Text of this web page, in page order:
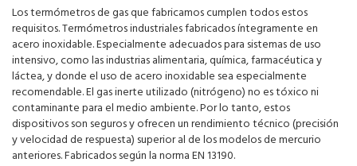
Los termómetros de gas que fabricamos cumplen todos estos
requisitos. Termómetros industriales fabricados íntegramente en
acero inoxidable. Especialmente adecuados para sistemas de uso
intensivo, como las industrias alimentaria, química, farmacéutica y
láctea, y donde el uso de acero inoxidable sea especialmente
recomendable. El gas inerte utilizado (nitrógeno) no es tóxico ni
contaminante para el medio ambiente. Por lo tanto, estos
dispositivos son seguros y ofrecen un rendimiento técnico (precisión
y velocidad de respuesta) superior al de los modelos de mercurio
anteriores. Fabricados según la norma EN 13190.